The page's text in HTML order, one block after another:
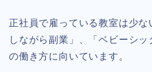
正社員で雇っている教室は少な
しながら副業」、「ベビーシ
の働き方に向いています。